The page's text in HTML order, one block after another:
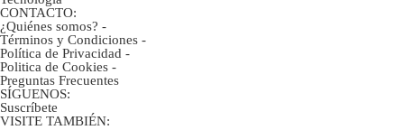
CONTACTO:
¿Quiénes somos? -
Términos y Condiciones -
Política de Privacidad -
Politica de Cookies -
Preguntas Frecuentes
SÍGUENOS:
Suscríbete
VISITE TAMBIÉN: